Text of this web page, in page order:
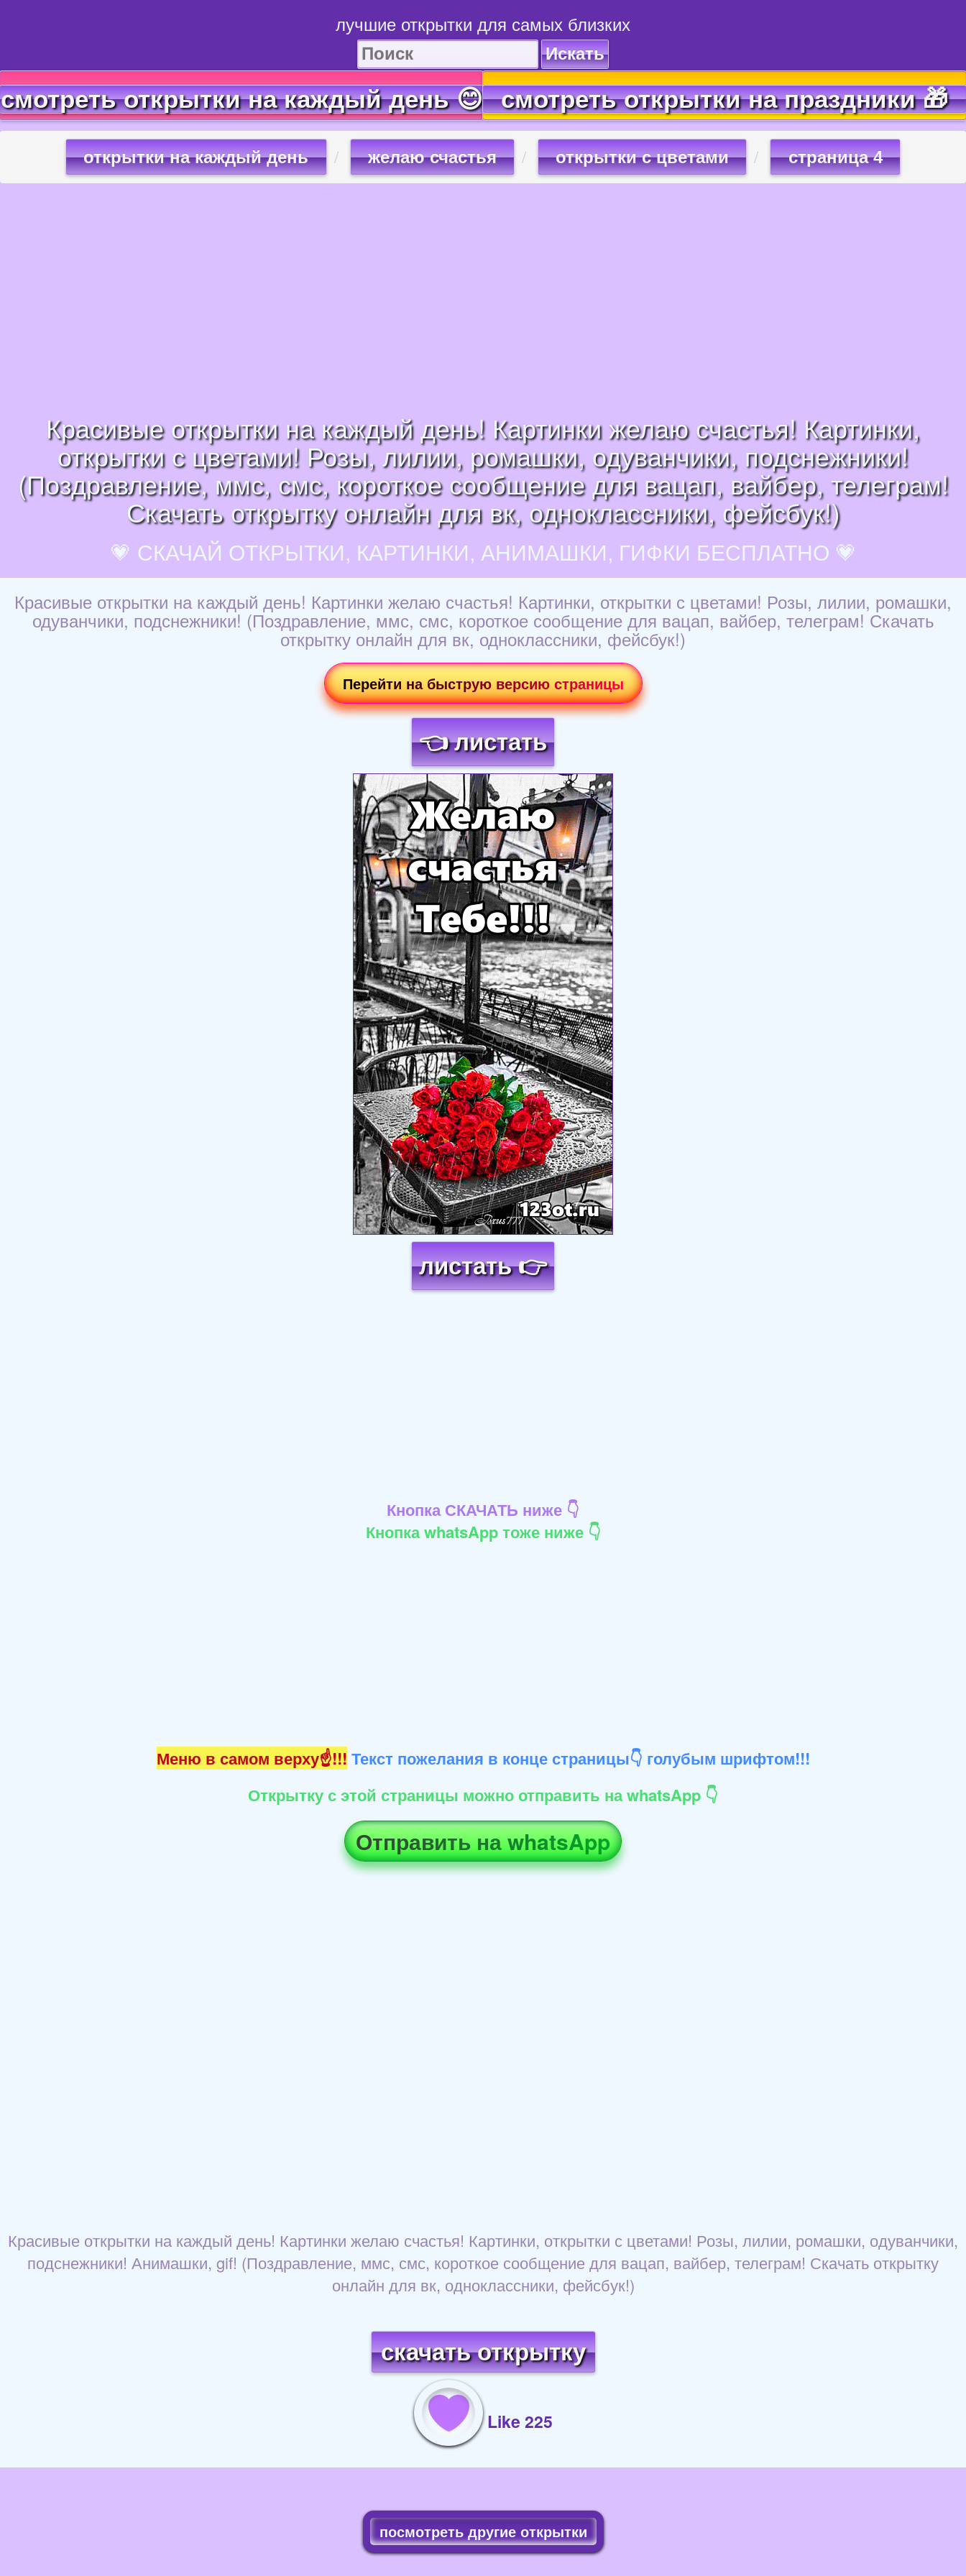
лучшие открытки для самых близких
Искать
смотреть открытки на каждый день 😊 смотреть открытки на праздники 🎁
открытки на каждый день желаю счастья открытки с цветами страница 4
Красивые открытки на каждый день! Картинки желаю счастья! Картинки,
открытки с цветами! Розы, лилии, ромашки, одуванчики, подснежники!
(Поздравление, ммс, смс, короткое сообщение для вацап, вайбер, телеграм!
Скачать открытку онлайн для вк, одноклассники, фейсбук!)
💗 СКАЧАЙ ОТКРЫТКИ, КАРТИНКИ, АНИМАШКИ, ГИФКИ БЕСПЛАТНО 💗
Красивые открытки на каждый день! Картинки желаю счастья! Картинки, открытки с цветами! Розы, лилии, ромашки,
одуванчики, подснежники! (Поздравление, ммс, смс, короткое сообщение для вацап, вайбер, телеграм! Скачать
открытку онлайн для вк, одноклассники, фейсбук!)
Перейти на быструю версию страницы
👈 листать
Загрузка картинки...
листать 👉
Кнопка СКАЧАТЬ ниже 👇
Кнопка whatsApp тоже ниже 👇
Меню в самом верху☝!!! Текст пожелания в конце страницы👇 голубым шрифтом!!!
Открытку с этой страницы можно отправить на whatsApp 👇
Отправить на whatsApp
Красивые открытки на каждый день! Картинки желаю счастья! Картинки, открытки с цветами! Розы, лилии, ромашки, одуванчики,
подснежники! Анимашки, gif! (Поздравление, ммс, смс, короткое сообщение для вацап, вайбер, телеграм! Скачать открытку
онлайн для вк, одноклассники, фейсбук!)
скачать открытку
Like 225
посмотреть другие открытки